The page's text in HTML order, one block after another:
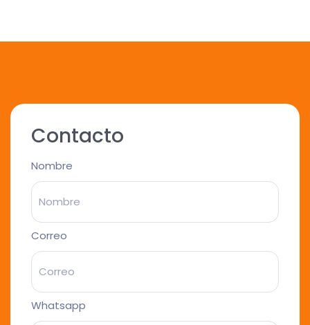
Contacto
Nombre
Correo
Whatsapp